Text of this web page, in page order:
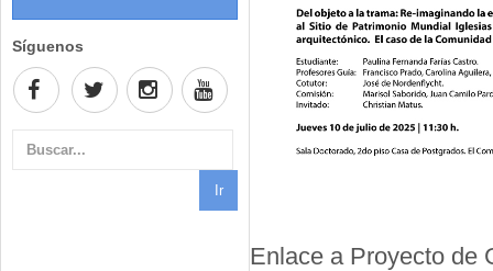
Síguenos
Enlace a Proyecto de